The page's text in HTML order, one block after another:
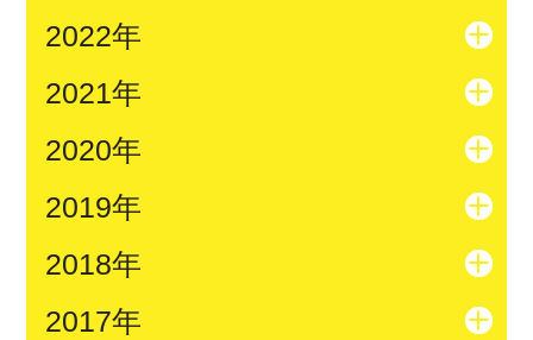
2022年
2021年
2020年
2019年
2018年
2017年